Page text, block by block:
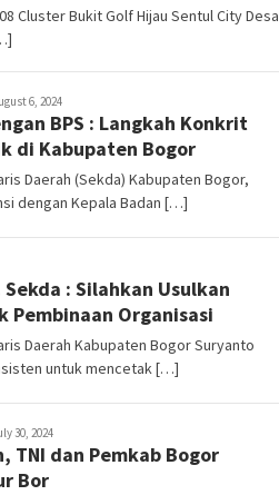
Cluster Bukit Golf Hijau Sentul City Desa
6, 2024
BPS : Langkah Konkrit
di Kabupaten Bogor
Daerah (Sekda) Kabupaten Bogor,
dengan Kepala Badan […]
Sekda : Silahkan Usulkan
Pembinaan Organisasi
Daerah Kabupaten Bogor Suryanto
untuk mencetak […]
30, 2024
TNI dan Pemkab Bogor
Bor